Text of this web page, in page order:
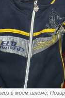
в моем шлеме.